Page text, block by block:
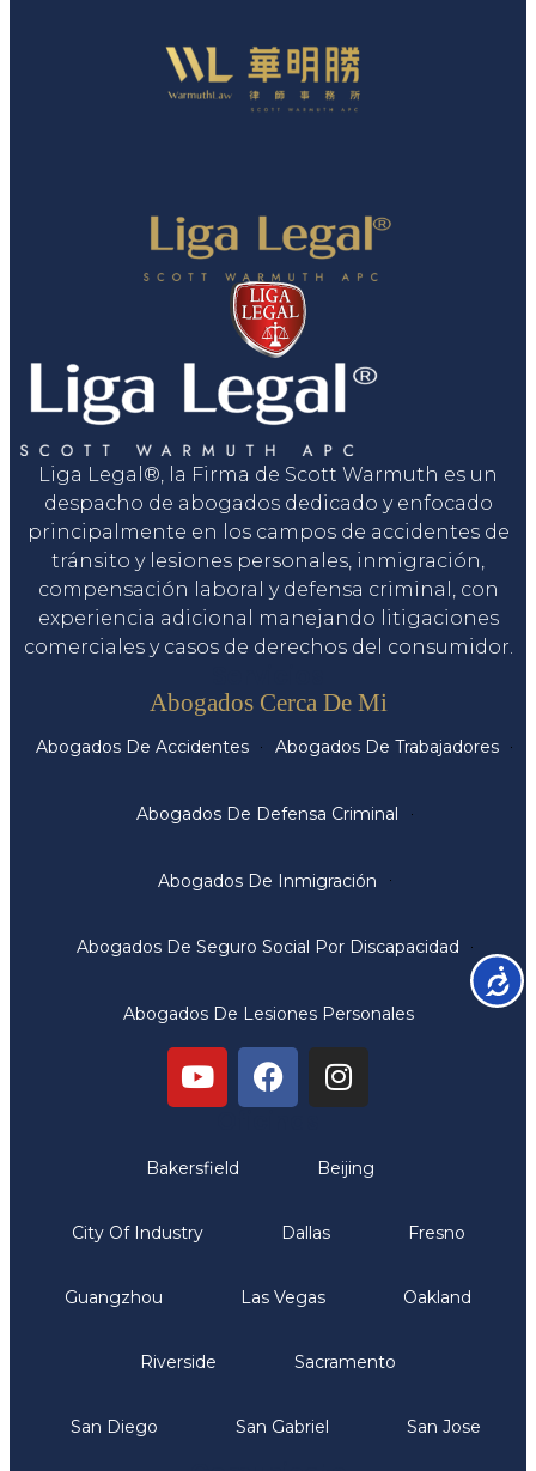
Liga Legal®, la Firma de Scott Warmuth es un
despacho de abogados dedicado y enfocado
principalmente en los campos de accidentes de
tránsito y lesiones personales, inmigración,
compensación laboral y defensa criminal, con
experiencia adicional manejando litigaciones
comerciales y casos de derechos del consumidor.
Abogados Cerca De Mi
Abogados De Accidentes Abogados De Trabajadores
Abogados De Defensa Criminal
Abogados De Inmigración
Abogados De Seguro Social Por Discapacidad
Abogados De Lesiones Personales
Bakersfield Beijing
City Of Industry Dallas Fresno
Guangzhou Las Vegas Oakland
Riverside Sacramento
San Diego San Gabriel San Jose